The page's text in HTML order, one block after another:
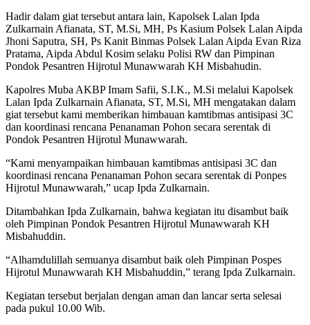
Hadir dalam giat tersebut antara lain, Kapolsek Lalan Ipda
Zulkarnain Afianata, ST, M.Si, MH, Ps Kasium Polsek Lalan Aipda
Jhoni Saputra, SH, Ps Kanit Binmas Polsek Lalan Aipda Evan Riza
Pratama, Aipda Abdul Kosim selaku Polisi RW dan Pimpinan
Pondok Pesantren Hijrotul Munawwarah KH Misbahudin.
Kapolres Muba AKBP Imam Safii, S.I.K., M.Si melalui Kapolsek
Lalan Ipda Zulkarnain Afianata, ST, M.Si, MH mengatakan dalam
giat tersebut kami memberikan himbauan kamtibmas antisipasi 3C
dan koordinasi rencana Penanaman Pohon secara serentak di
Pondok Pesantren Hijrotul Munawwarah.
“Kami menyampaikan himbauan kamtibmas antisipasi 3C dan
koordinasi rencana Penanaman Pohon secara serentak di Ponpes
Hijrotul Munawwarah,” ucap Ipda Zulkarnain.
Ditambahkan Ipda Zulkarnain, bahwa kegiatan itu disambut baik
oleh Pimpinan Pondok Pesantren Hijrotul Munawwarah KH
Misbahuddin.
“Alhamdulillah semuanya disambut baik oleh Pimpinan Pospes
Hijrotul Munawwarah KH Misbahuddin,” terang Ipda Zulkarnain.
Kegiatan tersebut berjalan dengan aman dan lancar serta selesai
pada pukul 10.00 Wib.